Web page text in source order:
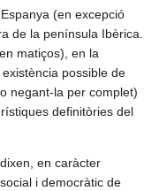
(en excepció
de la península Ibèrica.
matiços), en la
possible de
negant-la per complet)
definitòries del
en caràcter
i democràtic de